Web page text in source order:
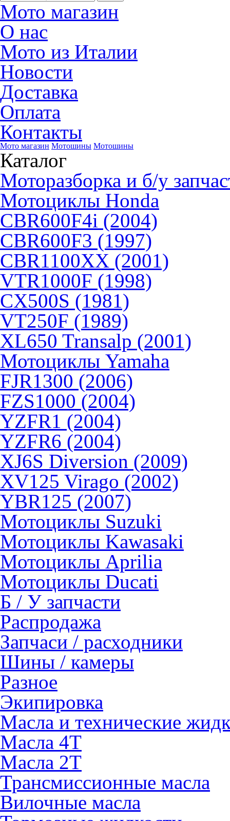
Мото магазин
О нас
Мото из Италии
Новости
Доставка
Оплата
Контакты
Мото магазин Мотошины Мотошины
Каталог
Моторазборка и б/у
Мотоциклы Honda
CBR600F4i (2004)
CBR600F3 (1997)
CBR1100XX (2001)
VTR1000F (1998)
CX500S (1981)
VT250F (1989)
XL650 Transalp (2001)
Мотоциклы Yamaha
FJR1300 (2006)
FZS1000 (2004)
YZFR1 (2004)
YZFR6 (2004)
XJ6S Diversion (2009)
XV125 Virago (2002)
YBR125 (2007)
Мотоциклы Suzuki
Мотоциклы Kawasaki
Мотоциклы Aprilia
Мотоциклы Ducati
Б / У запчасти
Распродажа
Запчаси / расходники
Шины / камеры
Разное
Экипировка
Масла и технические
Масла 4Т
Масла 2Т
Трансмиссионные масла
Вилочные масла